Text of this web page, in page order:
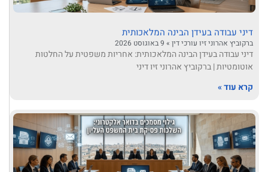
דיני עבודה בעידן הבינה המלאכותית
ברקוביץ אהרוני זיו עורכי דין
דיני עבודה בעידן הבינה המלאכותית: אחריות משפטית על החלטות
אוטומטיות | ברקוביץ אהרוני זיו דיני
קרא עוד »